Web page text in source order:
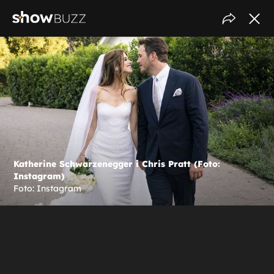
Katherine Schwarzenegger i Chris Pratt (Foto:
Instagram)
Foto: Instagram